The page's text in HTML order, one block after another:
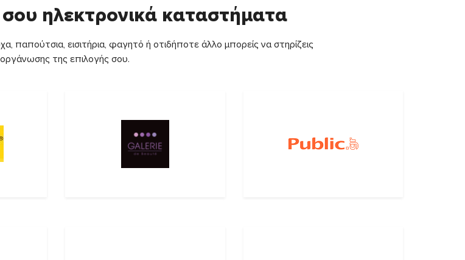
ηλεκτρονικά καταστήματα
παπούτσια, εισιτήρια, φαγητό ή οτιδήποτε άλλο μπορείς να στηρίζεις
της επιλογής σου.